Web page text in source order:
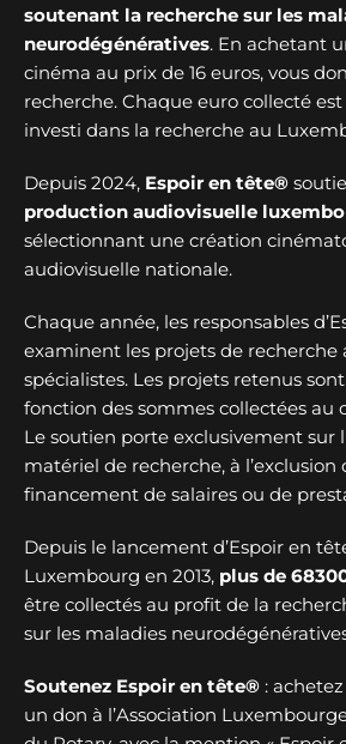
soutenant la recherche sur les
neurodégénératives. En achetant
cinéma au prix de 16 euros, vous
recherche. Chaque euro collecté
investi dans la recherche au
Depuis 2024, Espoir en tête®
production audiovisuelle
sélectionnant une création
audiovisuelle nationale.
Chaque année, les responsables
examinent les projets de recherche
spécialistes. Les projets retenus
fonction des sommes collectées au
Le soutien porte exclusivement sur
matériel de recherche, à l’exclusion
financement de salaires ou de
Depuis le lancement d’Espoir en
Luxembourg en 2013, plus de
être collectés au profit de la
sur les maladies
Soutenez Espoir en tête® :
un don à l’Association